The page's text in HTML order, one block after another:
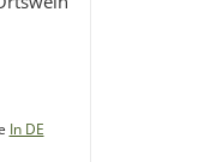
In DE